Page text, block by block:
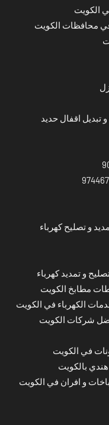
الكويت
محافظات الكويت
تبديل اقفال حديد
و تصليح كهرباء
و تمديد كهرباء
مطابخ الكويت
الكهرباء في الكويت
شركات الكويت
في الكويت
بالكويت
و افران في الكويت